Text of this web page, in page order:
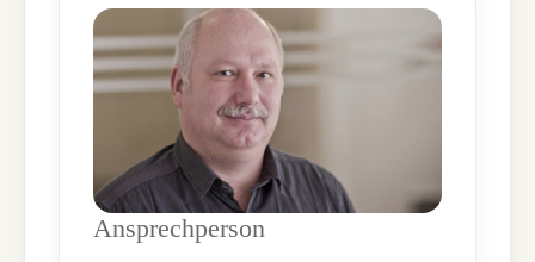
Ansprechperson